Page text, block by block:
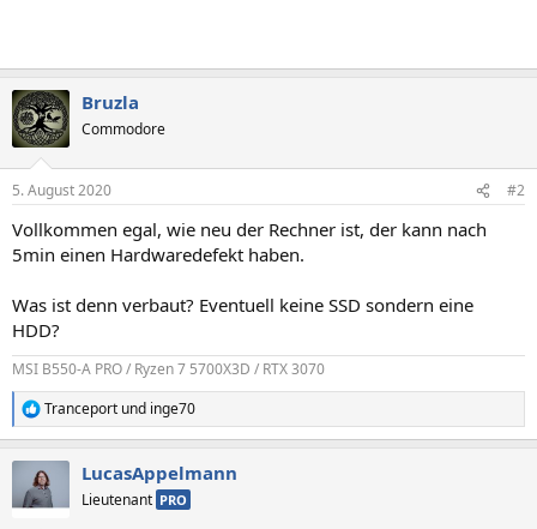
Bruzla
Commodore
5. August 2020 #2
Vollkommen egal, wie neu der Rechner ist, der kann nach
5min einen Hardwaredefekt haben.
Was ist denn verbaut? Eventuell keine SSD sondern eine
HDD?
MSI B550-A PRO / Ryzen 7 5700X3D / RTX 3070
R
e
t
i
Tranceport und inge70
LucasAppelmann
Lieutenant PRO